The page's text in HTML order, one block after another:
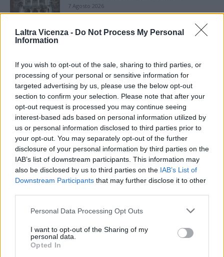
Laltra Vicenza - Do Not Process My Personal
Information
If you wish to opt-out of the sale, sharing to third parties, or
processing of your personal or sensitive information for
targeted advertising by us, please use the below opt-out
section to confirm your selection. Please note that after your
opt-out request is processed you may continue seeing
interest-based ads based on personal information utilized by
us or personal information disclosed to third parties prior to
your opt-out. You may separately opt-out of the further
disclosure of your personal information by third parties on the
IAB’s list of downstream participants. This information may
also be disclosed by us to third parties on the IAB’s List of
Downstream Participants that may further disclose it to other
Personal Data Processing Opt Outs
I want to opt-out of the Sharing of my
personal data.
Opted In
7 Agosto 2026
Paolo Gnutti premiato come eccellenza
6 Agosto 2026
Berici in Festival 2026: a Lonigo “Little
Italy, sulla strada del sogno”
5 Agosto 2026
“Teatro in casa”: il 5 agosto il primo
spettacolo a Marano Vicentino con Maria
Celeste Carobene
4 Agosto 2026
Salotti Urbani 2026 al Bixio di Vicenza:
agosto inizia con libri, poesie e musica
3 Agosto 2026